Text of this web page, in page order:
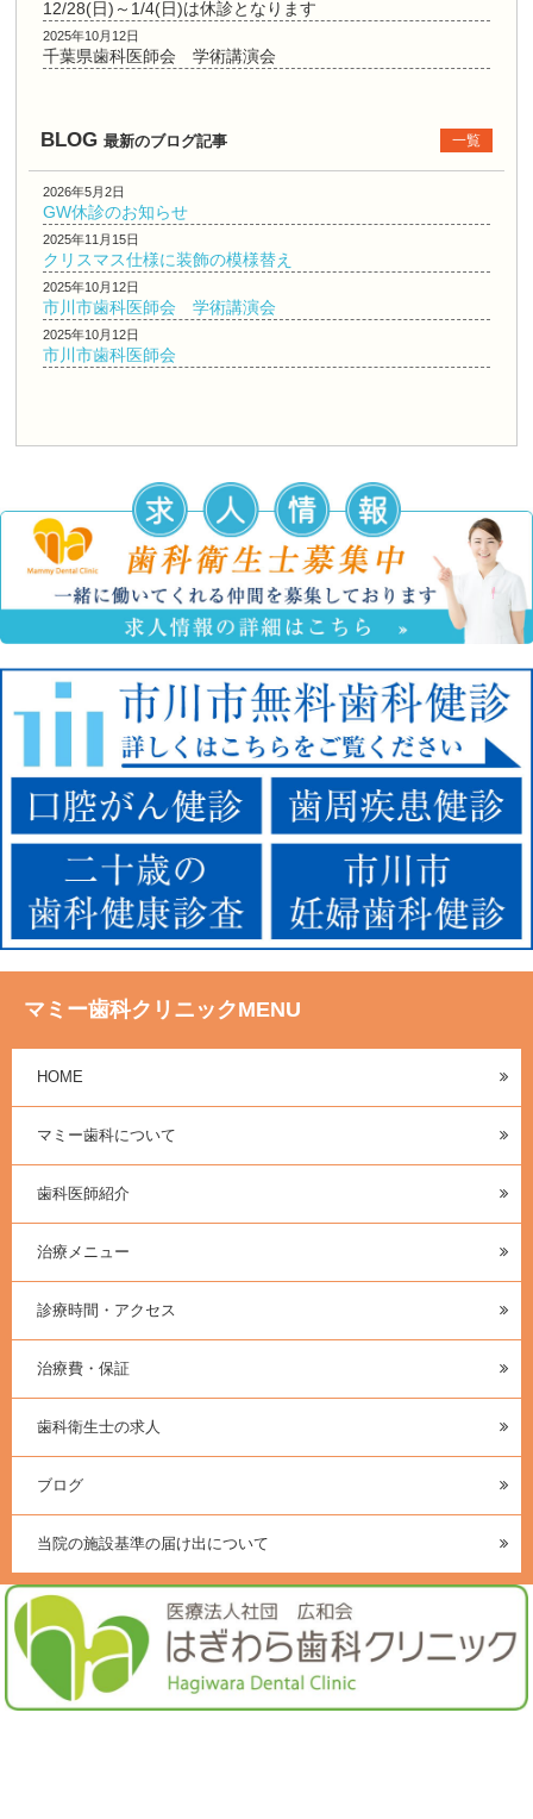
12/28(日)～1/4(日)は休診となります
2025年10月12日
千葉県歯科医師会 学術講演会
BLOG 最新のブログ記事 一覧
2026年5月2日
GW休診のお知らせ
2025年11月15日
クリスマス仕様に装飾の模様替え
2025年10月12日
市川市歯科医師会 学術講演会
2025年10月12日
市川市歯科医師会
マミー歯科クリニックMENU
HOME
マミー歯科について
歯科医師紹介
治療メニュー
診療時間・アクセス
治療費・保証
歯科衛生士の求人
ブログ
当院の施設基準の届け出について